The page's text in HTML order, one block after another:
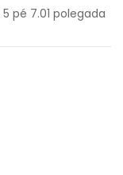
5 pé 7.01 polegada